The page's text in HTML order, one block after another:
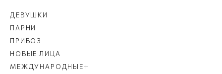
ДЕВУШКИ
ПАРНИ
ПРИВОЗ
НОВЫЕ ЛИЦА
МЕЖДУНАРОДНЫЕ